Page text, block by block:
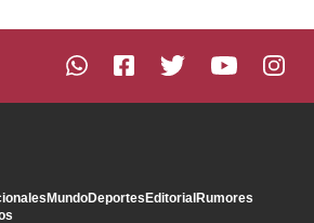
MundoDeportesEditorialRumores